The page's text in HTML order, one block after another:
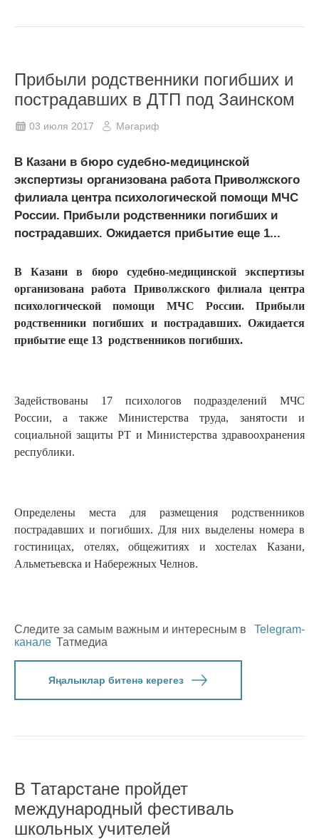
Прибыли родственники погибших и
пострадавших в ДТП под Заинском
03 июля 2017 Мәгариф
В Казани в бюро судебно-медицинской
экспертизы организована работа Приволжского
филиала центра психологической помощи МЧС
России. Прибыли родственники погибших и
пострадавших. Ожидается прибытие еще 1...
В Казани в бюро судебно-медицинской экспертизы
организована работа Приволжского филиала центра
психологической помощи МЧС России. Прибыли
родственники погибших и пострадавших. Ожидается
прибытие еще 13 родственников погибших.
Задействованы 17 психологов подразделений МЧС
России, а также Министерства труда, занятости и
социальной защиты РТ и Министерства здравоохранения
республики.
Определены места для размещения родственников
пострадавших и погибших. Для них выделены номера в
гостиницах, отелях, общежитиях и хостелах Казани,
Альметьевска и Набережных Челнов.
Следите за самым важным и интересным в
Telegram-
канале Татмедиа
Яңалыклар битенә керегез
В Татарстане пройдет
международный фестиваль
школьных учителей